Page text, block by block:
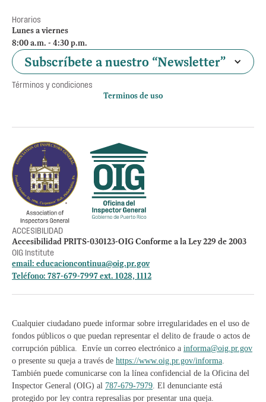
Horarios
Lunes a viernes
8:00 a.m. - 4:30 p.m.
Subscríbete a nuestro “Newsletter”
Términos y condiciones
Terminos de uso
Empleos
Preguntas Frecuentes
Acceso a la información Pública
Manténte informado
ACCESIBILIDAD
Accesibilidad PRITS-030123-OIG Conforme a la Ley 229 de 2003
OIG Institute
email: educacioncontinua@oig.pr.gov
Teléfono: 787-679-7997 ext. 1028, 1112
Cualquier ciudadano puede informar sobre irregularidades en el uso de
fondos públicos o que puedan representar el delito de fraude o actos de
corrupción pública. Envíe un correo electrónico a informa@oig.pr.gov
o presente su queja a través de https://www.oig.pr.gov/informa.
También puede comunicarse con la línea confidencial de la Oficina del
Inspector General (OIG) al 787-679-7979. El denunciante está
protegido por ley contra represalias por presentar una queja.